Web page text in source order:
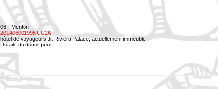
06 - Menton
20140600199NUC2A
hôtel de voyageurs dit Riviera Palace, actuellement immeuble
Détails du décor peint.